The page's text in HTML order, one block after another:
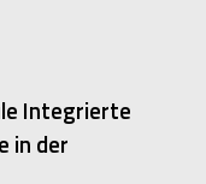
Integrierte
in der